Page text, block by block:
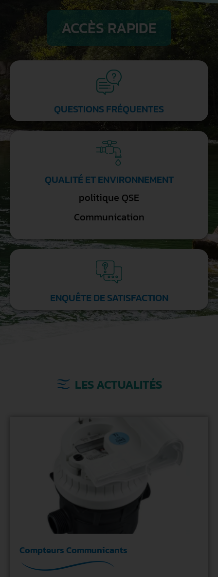
ACCÈS RAPIDE
QUESTIONS FRÉQUENTES
QUALITÉ ET ENVIRONNEMENT
politique QSE
Communication
ENQUÊTE DE SATISFACTION
LES ACTUALITÉS
Compteurs Communicants